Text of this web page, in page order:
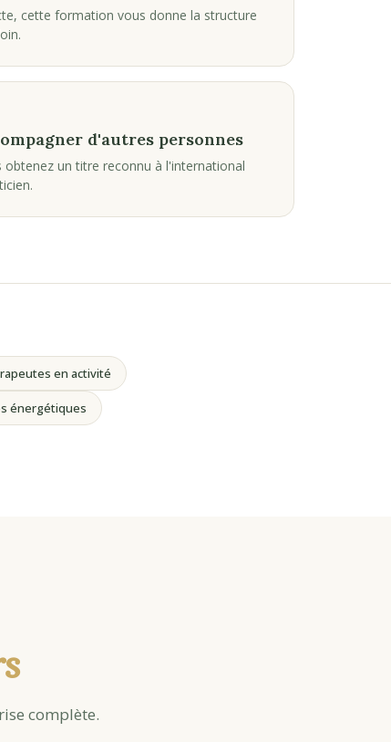
cette formation vous donne la structure
d'autres personnes
un titre reconnu à l'international
en activité
énergétiques
complète.